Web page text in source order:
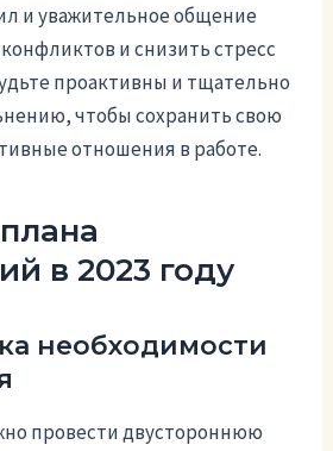
и уважительное общение
и снизить стресс
проактивны и тщательно
чтобы сохранить свою
отношения в работе.
в 2023 году
необходимости
провести двустороннюю